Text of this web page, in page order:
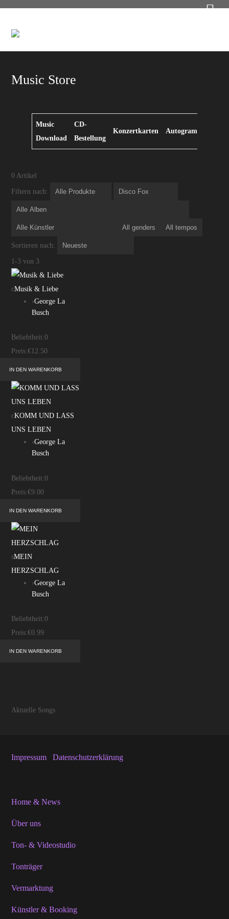

Music Store
Music
Download
CD-
Bestellung
Konzertkarten Autogrammkarten
0 Artikel
Filtern nach:
Sortieren nach:
1-3 von 3
cMusik & Liebe
›George La
Busch
Beliebtheit:0
Preis:€12.50
cKOMM UND LASS
UNS LEBEN
›George La
Busch
Beliebtheit:0
Preis:€9.00
sMEIN
HERZSCHLAG
›George La
Busch
Beliebtheit:0
Preis:€0.99
Aktuelle Songs
Impressum Datenschutzerklärung
Home & News
Über uns
Ton- & Videostudio
Tonträger
Vermarktung
Künstler & Booking